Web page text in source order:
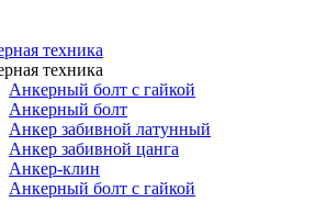
техника
техника
Анкерный болт с гайкой
Анкерный болт
Анкер забивной латунный
Анкер забивной цанга
Анкер-клин
Анкерный болт с гайкой